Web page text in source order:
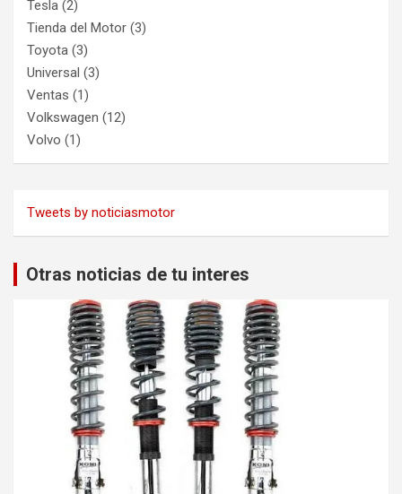
Tesla (2)
Tienda del Motor (3)
Toyota (3)
Universal (3)
Ventas (1)
Volkswagen (12)
Volvo (1)
Tweets by noticiasmotor
Otras noticias de tu interes